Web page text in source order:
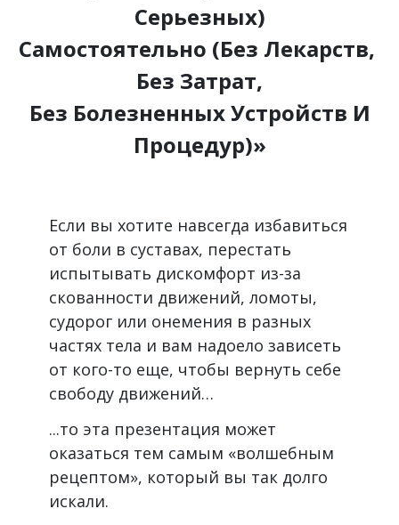
Серьезных)
Самостоятельно (Без Лекарств,
Без Затрат,
Без Болезненных Устройств И
Процедур)»
Если вы хотите навсегда избавиться
от боли в суставах, перестать
испытывать дискомфорт из-за
скованности движений, ломоты,
судорог или онемения в разных
частях тела и вам надоело зависеть
от кого-то еще, чтобы вернуть себе
свободу движений…
...то эта презентация может
оказаться тем самым «волшебным
рецептом», который вы так долго
искали.